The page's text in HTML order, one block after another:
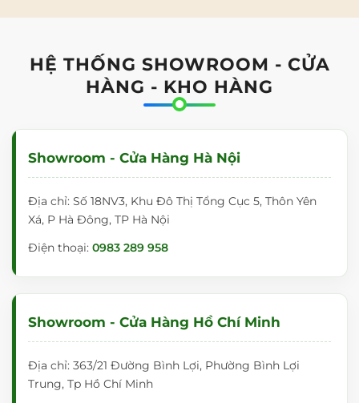
HỆ THỐNG SHOWROOM - CỬA
HÀNG - KHO HÀNG
Showroom - Cửa Hàng Hà Nội
Địa chỉ: Số 18NV3, Khu Đô Thị Tổng Cục 5, Thôn Yên
Xá, P Hà Đông, TP Hà Nội
Điện thoại: 0983 289 958
Showroom - Cửa Hàng Hồ Chí Minh
Địa chỉ: 363/21 Đường Bình Lợi, Phường Bình Lợi
Trung, Tp Hồ Chí Minh